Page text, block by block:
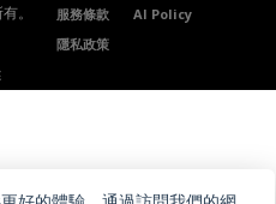
。 服務條款
AI Policy
隱私政策